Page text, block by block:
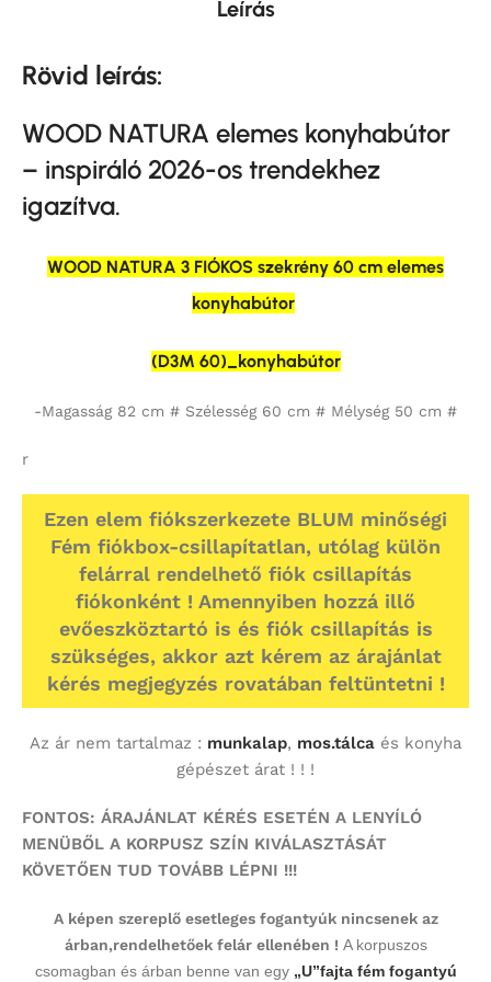
Leírás
Rövid leírás:
WOOD NATURA elemes konyhabútor
– inspiráló 2026-os trendekhez
igazítva.
WOOD NATURA 3 FIÓKOS szekrény 60 cm elemes
konyhabútor
(D3M 60)_konyhabútor
-Magasság 82 cm # Szélesség 60 cm # Mélység 50 cm #
r
Ezen elem fiókszerkezete BLUM minőségi
Fém fiókbox-csillapítatlan, utólag külön
felárral rendelhető fiók csillapítás
fiókonként ! Amennyiben hozzá illő
evőeszköztartó is és fiók csillapítás is
szükséges, akkor azt kérem az árajánlat
kérés megjegyzés rovatában feltüntetni !
Az ár nem tartalmaz : munkalap, mos.tálca és konyha
gépészet árat ! ! !
FONTOS: ÁRAJÁNLAT KÉRÉS ESETÉN A LENYÍLÓ
MENÜBŐL A KORPUSZ SZÍN KIVÁLASZTÁSÁT
KÖVETŐEN TUD TOVÁBB LÉPNI !!!
A képen szereplő esetleges fogantyúk nincsenek az
árban,rendelhetőek felár ellenében ! A korpuszos
csomagban és árban benne van egy „U”fajta fém fogantyú